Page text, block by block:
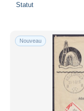
Statut
Nouveau